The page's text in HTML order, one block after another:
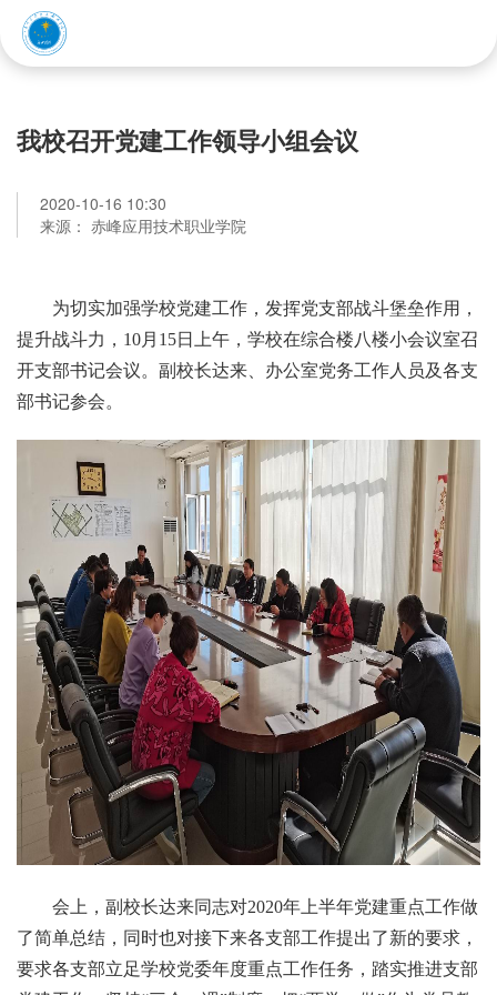
我校召开党建工作领导小组会议
2020-10-16 10:30
来源： 赤峰应用技术职业学院
为切实加强学校党建工作，发挥党支部战斗堡垒作用，
提升战斗力，10月15日上午，学校在综合楼八楼小会议室召
开支部书记会议。副校长达来、办公室党务工作人员及各支
部书记参会。
会上，副校长达来同志对2020年上半年党建重点工作做
了简单总结，同时也对接下来各支部工作提出了新的要求，
要求各支部立足学校党委年度重点工作任务，踏实推进支部